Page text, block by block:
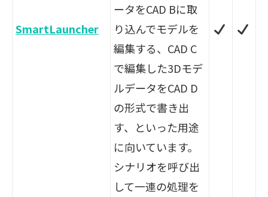
SmartLauncher
ータをCAD Bに取
り込んでモデルを
編集する、CAD C
で編集した3Dモデ
ルデータをCAD D
の形式で書き出
す、といった用途
に向いています。
シナリオを呼び出
して一連の処理を